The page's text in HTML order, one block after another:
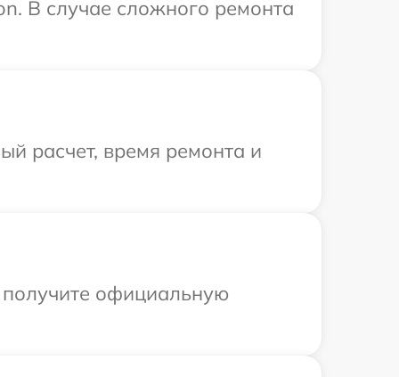
В случае сложного ремонта
расчет, время ремонта и
официальную